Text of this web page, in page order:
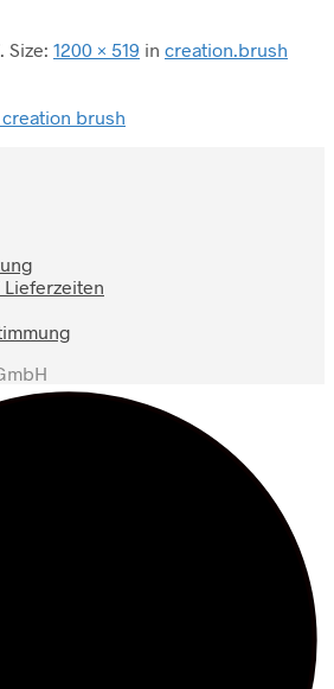
. Size: 1200 × 519 in creation.brush